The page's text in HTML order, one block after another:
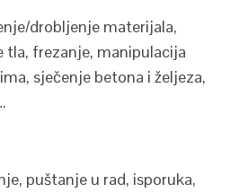
drobljenje materijala,
tla, frezanje, manipulacija
sječenje betona i željeza,
puštanje u rad, isporuka,